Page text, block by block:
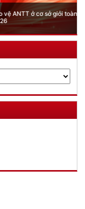
ANTT ở cơ sở giỏi toàn